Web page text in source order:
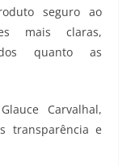
seguro ao
mais claras,
quanto as
Carvalhal,
transparência e